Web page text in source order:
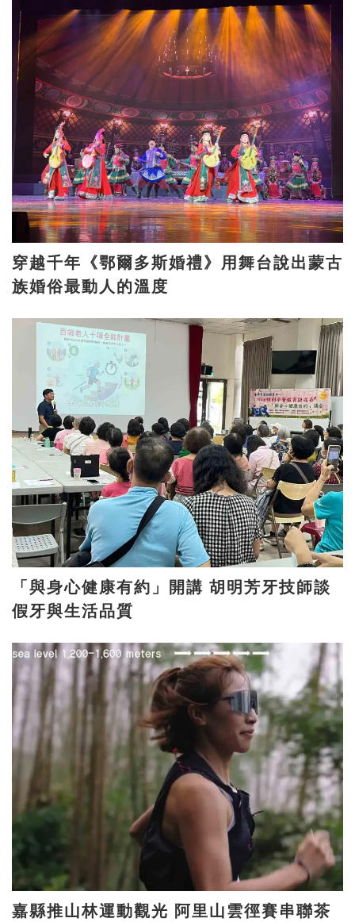
穿越千年《鄂爾多斯婚禮》用舞台說出蒙古
族婚俗最動人的溫度
「與身心健康有約」開講 胡明芳牙技師談
假牙與生活品質
嘉縣推山林運動觀光 阿里山雲徑賽串聯茶